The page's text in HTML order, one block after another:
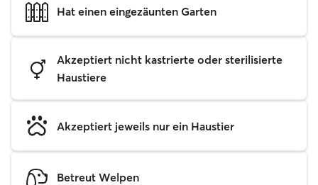
Hat einen eingezäunten Garten
Akzeptiert nicht kastrierte oder sterilisierte
Haustiere
Akzeptiert jeweils nur ein Haustier
Betreut Welpen